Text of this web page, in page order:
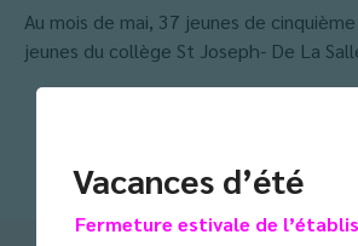
Vacances d’été
Fermeture estivale de
Au mois de mai, 37 jeunes de
jeunes du collège St Joseph- De La
Toute l'actualité